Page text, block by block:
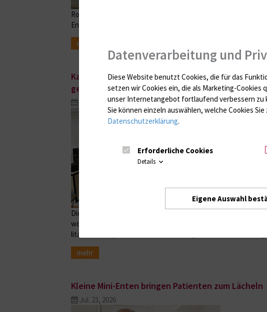
Rostocker Forschungsteam mit dem Wissenschaftspreis der
Endoprothetik ausgezeichnet
mehr
Kaltplasma gegen chronische Wunden und
gemeinsames Projekt
Jul. 29, 2026
Die Universitätsmedizin Rostock und die Litauische
wollen den Einsatz von Kaltplasma in der Dermatologie
litauische Projekt verbindet Fortbildung, klinische Anwendung
mehr
Kleine Mini-Enten bringen Patienten zum Lächeln
Jul. 23, 2026
Datenverarbeitung und
Diese Website benutzt Cookies, die für das
setzen wir Cookies ein, die als Marketing-
unser Internetangebot fortlaufend verbessern zu
Sie können einzeln auswählen, welche Cookies
Datenschutzerklärung.
Erforderliche Cookies
Details
Eigene Auswahl